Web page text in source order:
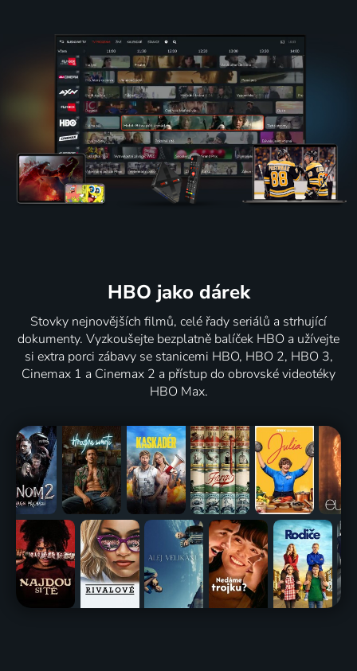
HBO jako dárek
Stovky nejnovějších filmů, celé řady seriálů a strhující
dokumenty. Vyzkoušejte bezplatně balíček HBO a užívejte
si extra porci zábavy se stanicemi HBO, HBO 2, HBO 3,
Cinemax 1 a Cinemax 2 a přístup do obrovské videotéky
HBO Max.